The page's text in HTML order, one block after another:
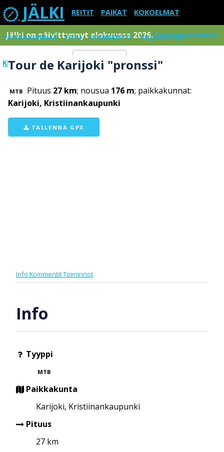
JÄLKI REITIT PAIKAT KOKOELMAT
PAIKKAKUNNAT ETSI KOMMENTIT RAJOITUKSET
KIRJAUDU SISÄÄN Menu
Jälki on päivittynnyt elokuussa 2026.Lue tarkemmin
Tour de Karijoki "pronssi"
MTB Pituus 27 km; nousua 176 m; paikkakunnat:
Karijoki, Kristiinankaupunki
TALLENNA GPX
Info KommentitToiminnot
Info
Tyyppi
MTB
Paikkakunta
Karijoki, Kristiinankaupunki
Pituus
27 km